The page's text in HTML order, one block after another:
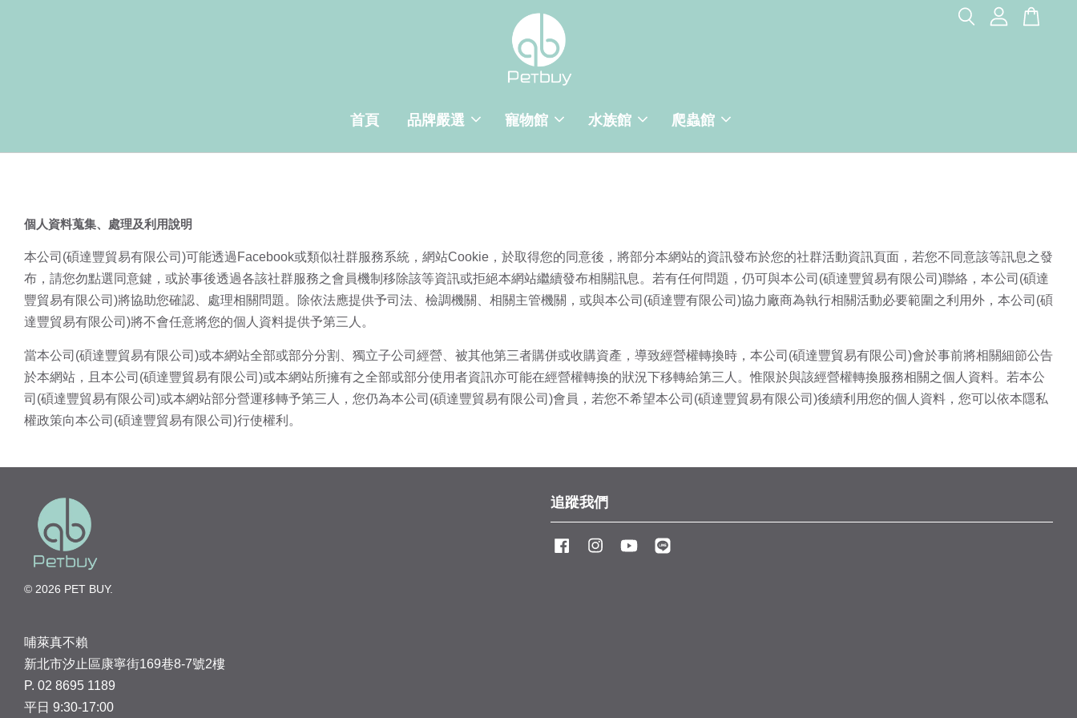
首頁 品牌嚴選 寵物館 水族館 爬蟲館
個人資料蒐集、處理及利用說明
本公司(碩達豐貿易有限公司)可能透過Facebook或類似社群服務系統，網站Cookie，於取得您的同意後，將部分本網站的資訊發布於您的社群活動資訊頁面，若您不同意該等訊息之發
布，請您勿點選同意鍵，或於事後透過各該社群服務之會員機制移除該等資訊或拒絕本網站繼續發布相關訊息。若有任何問題，仍可與本公司(碩達豐貿易有限公司)聯絡，本公司(碩達
豐貿易有限公司)將協助您確認、處理相關問題。除依法應提供予司法、檢調機關、相關主管機關，或與本公司(碩達豐有限公司)協力廠商為執行相關活動必要範圍之利用外，本公司(碩
達豐貿易有限公司)將不會任意將您的個人資料提供予第三人。
當本公司(碩達豐貿易有限公司)或本網站全部或部分分割、獨立子公司經營、被其他第三者購併或收購資產，導致經營權轉換時，本公司(碩達豐貿易有限公司)會於事前將相關細節公告
於本網站，且本公司(碩達豐貿易有限公司)或本網站所擁有之全部或部分使用者資訊亦可能在經營權轉換的狀況下移轉給第三人。惟限於與該經營權轉換服務相關之個人資料。若本公
司(碩達豐貿易有限公司)或本網站部分營運移轉予第三人，您仍為本公司(碩達豐貿易有限公司)會員，若您不希望本公司(碩達豐貿易有限公司)後續利用您的個人資料，您可以依本隱私
權政策向本公司(碩達豐貿易有限公司)行使權利。
© 2026 PET BUY.
追蹤我們
FacebookInstagramYouTube
哺萊真不賴
新北市汐止區康寧街169巷8-7號2樓
P. 02 8695 1189
平日 9:30-17:00